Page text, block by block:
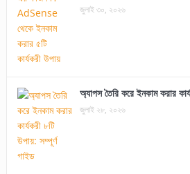
জুলাই ৩০, ২০২৬
অ্যাপস তৈরি করে ইনকাম করার
জুলাই ২৮, ২০২৬